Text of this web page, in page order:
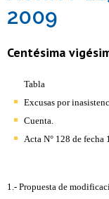
2009
Centésima
Tabla
Excusas por
Cuenta.
Acta N° 128 de fecha
1.- Propuesta de